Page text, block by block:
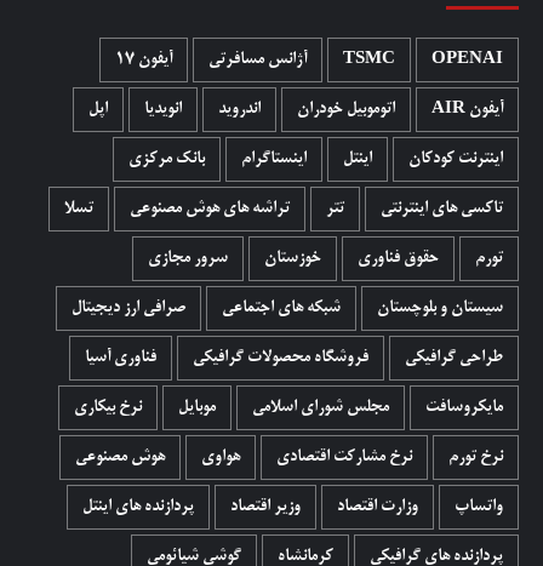
OPENAI
TSMC آژانس مسافرتی آیفون 17
آیفون AIR اتوموبیل خودران اندروید انویدیا اپل
اینترنت کودکان اینتل اینستاگرام بانک مرکزی
تاکسی های اینترنتی تتر تراشه های هوش مصنوعی تسلا
تورم حقوق فناوری خوزستان سرور مجازی
سیستان و بلوچستان شبکه های اجتماعی صرافی ارز دیجیتال
طراحی گرافیکی فروشگاه محصولات گرافيکی فناوری آسیا
مایکروسافت مجلس شورای اسلامی موبایل نرخ بیکاری
نرخ تورم نرخ مشارکت اقتصادی هواوی هوش مصنوعی
واتساپ وزارت اقتصاد وزیر اقتصاد پردازنده های اینتل
پردازنده های گرافیکی کرمانشاه گوشی شیائومی